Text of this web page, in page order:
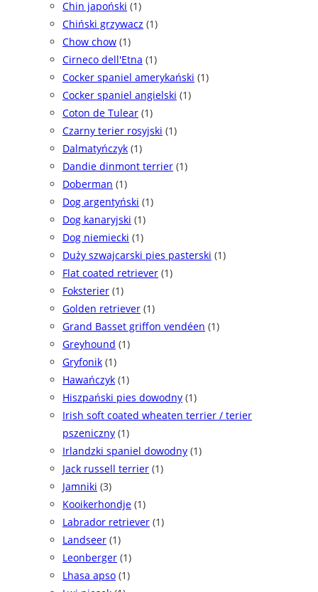
Chin japoński (1)
Chiński grzywacz (1)
Chow chow (1)
Cirneco dell'Etna (1)
Cocker spaniel amerykański (1)
Cocker spaniel angielski (1)
Coton de Tulear (1)
Czarny terier rosyjski (1)
Dalmatyńczyk (1)
Dandie dinmont terrier (1)
Doberman (1)
Dog argentyński (1)
Dog kanaryjski (1)
Dog niemiecki (1)
Duży szwajcarski pies pasterski (1)
Flat coated retriever (1)
Foksterier (1)
Golden retriever (1)
Grand Basset griffon vendéen (1)
Greyhound (1)
Gryfonik (1)
Hawańczyk (1)
Hiszpański pies dowodny (1)
Irish soft coated wheaten terrier / terier
pszeniczny (1)
Irlandzki spaniel dowodny (1)
Jack russell terrier (1)
Jamniki (3)
Kooikerhondje (1)
Labrador retriever (1)
Landseer (1)
Leonberger (1)
Lhasa apso (1)